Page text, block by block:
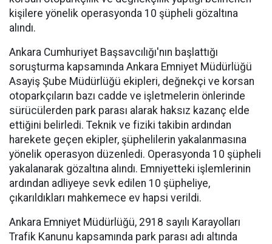
kişilere yönelik operasyonda 10 şüpheli gözaltına
alındı.
Ankara Cumhuriyet Başsavcılığı'nın başlattığı
soruşturma kapsamında Ankara Emniyet Müdürlüğü
Asayiş Şube Müdürlüğü ekipleri, değnekçi ve korsan
otoparkçıların bazı cadde ve işletmelerin önlerinde
sürücülerden park parası alarak haksız kazanç elde
ettiğini belirledi. Teknik ve fiziki takibin ardından
harekete geçen ekipler, şüphelilerin yakalanmasına
yönelik operasyon düzenledi. Operasyonda 10 şüpheli
yakalanarak gözaltına alındı. Emniyetteki işlemlerinin
ardından adliyeye sevk edilen 10 şüpheliye,
çıkarıldıkları mahkemece ev hapsi verildi.
Ankara Emniyet Müdürlüğü, 2918 sayılı Karayolları
Trafik Kanunu kapsamında park parası adı altında